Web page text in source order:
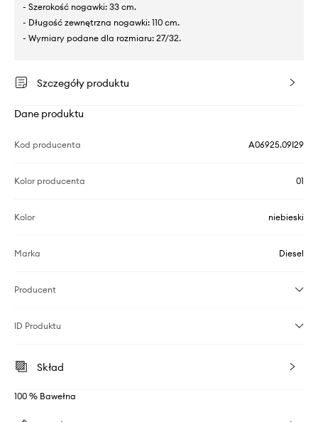
- Szerokość nogawki: 33 cm.
- Długość zewnętrzna nogawki: 110 cm.
- Wymiary podane dla rozmiaru: 27/32.
Szczegóły produktu
Dane produktu
Kod producenta A06925.09I29
Kolor producenta 01
Kolor niebieski
Marka Diesel
Producent
ID Produktu
Skład
100 % Bawełna